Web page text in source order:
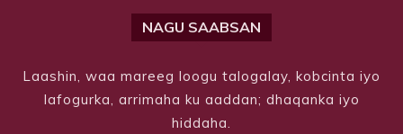
NAGU SAABSAN
Laashin, waa mareeg loogu talogalay, kobcinta iyo
lafogurka, arrimaha ku aaddan; dhaqanka iyo
hiddaha.